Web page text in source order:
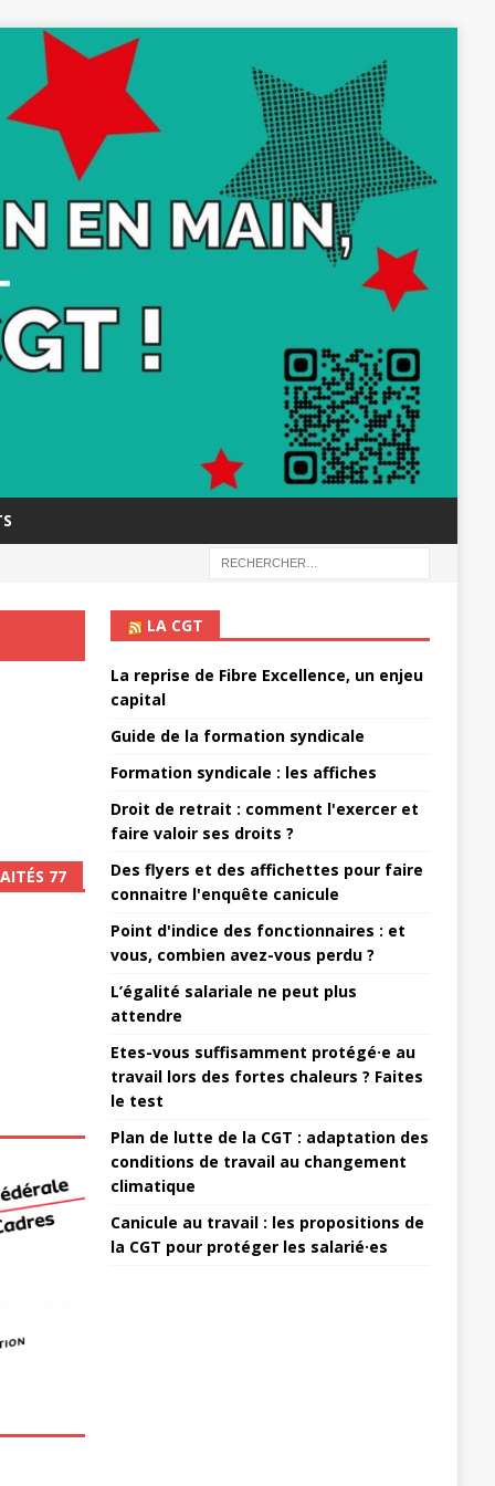
77
LA CGT
La reprise de Fibre Excellence, un enjeu
capital
Guide de la formation syndicale
Formation syndicale : les affiches
Droit de retrait : comment l'exercer et
faire valoir ses droits ?
Des flyers et des affichettes pour faire
connaitre l'enquête canicule
Point d'indice des fonctionnaires : et
vous, combien avez-vous perdu ?
L’égalité salariale ne peut plus
attendre
Etes-vous suffisamment protégé·e au
travail lors des fortes chaleurs ? Faites
le test
Plan de lutte de la CGT : adaptation des
conditions de travail au changement
climatique
Canicule au travail : les propositions de
la CGT pour protéger les salarié·es